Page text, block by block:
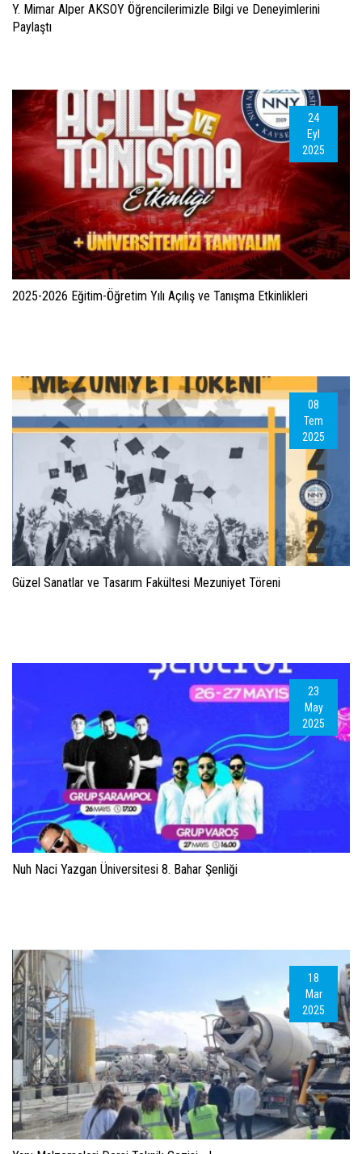
Y. Mimar Alper AKSOY Öğrencilerimizle Bilgi ve Deneyimlerini
Paylaştı
24
Eyl
2025
2025-2026 Eğitim-Öğretim Yılı Açılış ve Tanışma Etkinlikleri
08
Tem
2025
Güzel Sanatlar ve Tasarım Fakültesi Mezuniyet Töreni
23
May
2025
Nuh Naci Yazgan Üniversitesi 8. Bahar Şenliği
18
Mar
2025